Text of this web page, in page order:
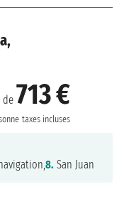
de 713 €
taxes incluses
8. San Juan